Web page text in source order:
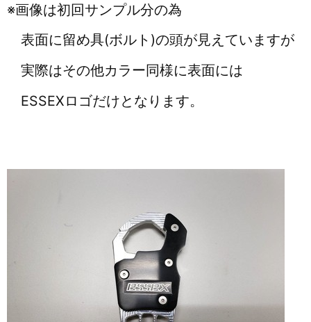
※画像は初回サンプル分の為
表面に留め具(ボルト)の頭が見えていますが
実際はその他カラー同様に表面には
ESSEXロゴだけとなります。